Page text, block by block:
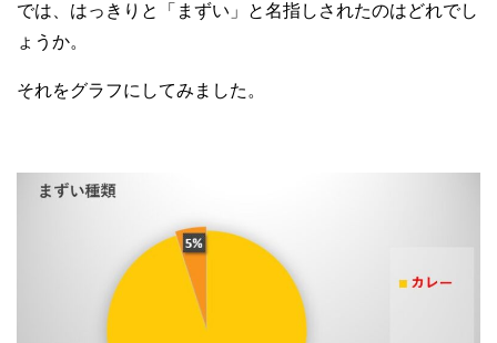
では、はっきりと「まずい」と名指しされたのはどれでし
ょうか。
それをグラフにしてみました。